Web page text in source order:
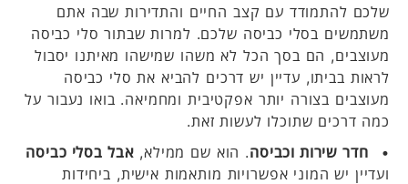
שלכם להתמודד עם קצב החיים והתדירות שבה אתם
משתמשים בסלי כביסה שלכם. למרות שבתור סלי כביסה
מעוצבים, הם בסך הכל לא משהו שמישהו מאיתנו יסבול
לראות בביתו, עדיין יש דרכים להביא את סלי כביסה
מעוצבים בצורה יותר אפקטיבית ומחמיאה. בואו נעבור על
כמה דרכים שתוכלו לעשות זאת.
• חדר שירות וכביסה. הוא שם ממילא, אבל בסלי כביסה
ועדיין יש המוני אפשרויות מותאמות אישית, ביחידות